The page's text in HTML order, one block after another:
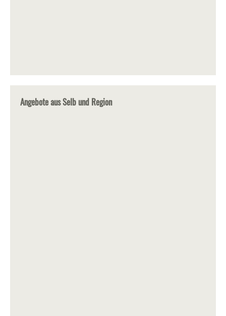
Angebote aus Selb und Region